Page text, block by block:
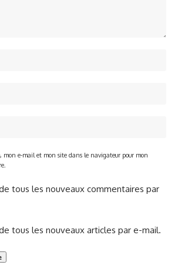
mon e-mail et mon site dans le navigateur pour mon
tous les nouveaux commentaires par
tous les nouveaux articles par e-mail.